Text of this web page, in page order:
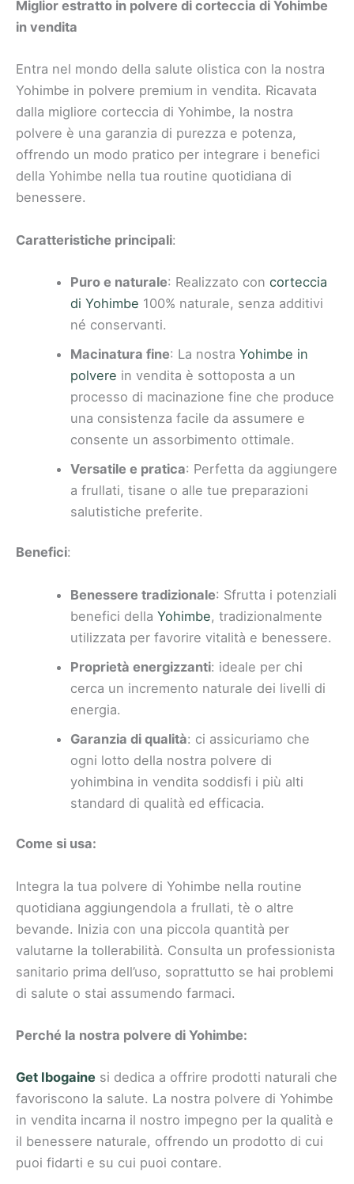
Miglior estratto in polvere di corteccia di Yohimbe
in vendita
Entra nel mondo della salute olistica con la nostra
Yohimbe in polvere premium in vendita. Ricavata
dalla migliore corteccia di Yohimbe, la nostra
polvere è una garanzia di purezza e potenza,
offrendo un modo pratico per integrare i benefici
della Yohimbe nella tua routine quotidiana di
benessere.
Caratteristiche principali:
Puro e naturale: Realizzato concorteccia
di Yohimbe 100% naturale, senza additivi
né conservanti.
Macinatura fine: La nostraYohimbe in
polvere in vendita è sottoposta a un
processo di macinazione fine che produce
una consistenza facile da assumere e
consente un assorbimento ottimale.
Versatile e pratica: Perfetta da aggiungere
a frullati, tisane o alle tue preparazioni
salutistiche preferite.
Benefici:
Benessere tradizionale: Sfrutta i potenziali
benefici dellaYohimbe, tradizionalmente
utilizzata per favorire vitalità e benessere.
Proprietà energizzanti: ideale per chi
cerca un incremento naturale dei livelli di
energia.
Garanzia di qualità: ci assicuriamo che
ogni lotto della nostra polvere di
yohimbina in vendita soddisfi i più alti
standard di qualità ed efficacia.
Come si usa:
Integra la tua polvere di Yohimbe nella routine
quotidiana aggiungendola a frullati, tè o altre
bevande. Inizia con una piccola quantità per
valutarne la tollerabilità. Consulta un professionista
sanitario prima dell’uso, soprattutto se hai problemi
di salute o stai assumendo farmaci.
Perché la nostra polvere di Yohimbe:
Get Ibogaine si dedica a offrire prodotti naturali che
favoriscono la salute. La nostra polvere di Yohimbe
in vendita incarna il nostro impegno per la qualità e
il benessere naturale, offrendo un prodotto di cui
puoi fidarti e su cui puoi contare.